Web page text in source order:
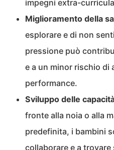
impegni extra-
Miglioramento della
esplorare e di non
pressione può
e a un minor rischio di
performance.
Sviluppo delle
fronte alla noia o alla
predefinita, i bambini
collaborare e a